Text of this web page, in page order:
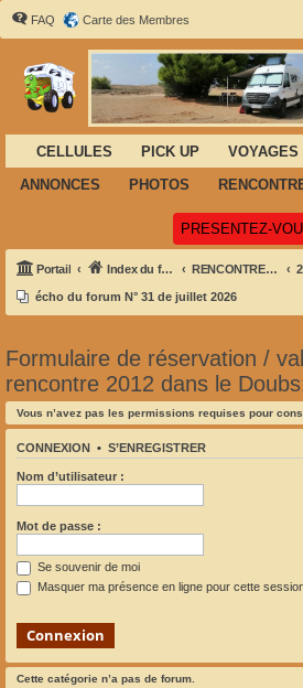
FAQ Carte des Membres
CELLULES PICK UP VOYAGES
ANNONCES
PHOTOS
PRESENTEZ-
Portail Index du forum RENCONTRES OFFICIELLES NATIONALES
écho du forum N° 31 de juillet 2026
Formulaire de réservation /
rencontre 2012 dans le
Vous n’avez pas les permissions requises pour
CONNEXION • S’ENREGISTRER
Nom d’utilisateur :
Mot de passe :
Se souvenir de moi
Masquer ma présence en ligne pour cette
Cette catégorie n’a pas de forum.